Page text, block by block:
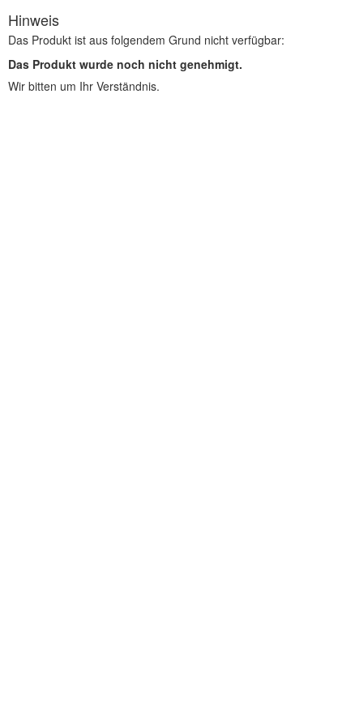
Hinweis
Das Produkt ist aus folgendem Grund nicht verfügbar:
Das Produkt wurde noch nicht genehmigt.
Wir bitten um Ihr Verständnis.